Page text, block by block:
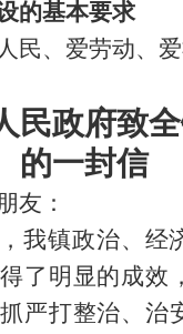
的基本要求
民、爱劳动、
民政府致
的一封信
友：
我镇政治、经
了明显的成效
严打整治、治